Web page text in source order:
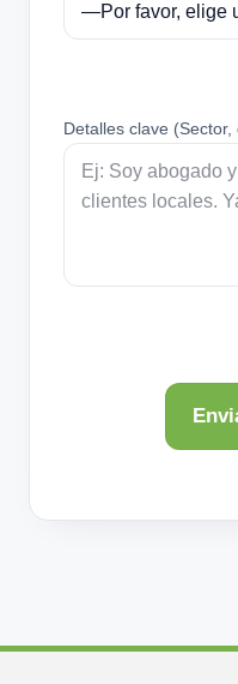
Detalles clave